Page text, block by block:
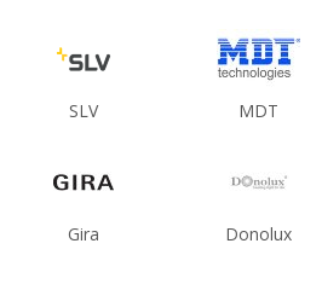
SLV MDT
Gira Donolux